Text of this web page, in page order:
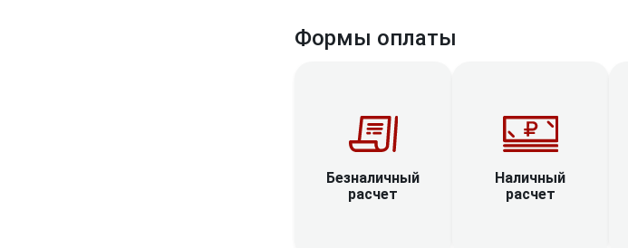
Формы оплаты
Безналичный
расчет
Наличный
расчет